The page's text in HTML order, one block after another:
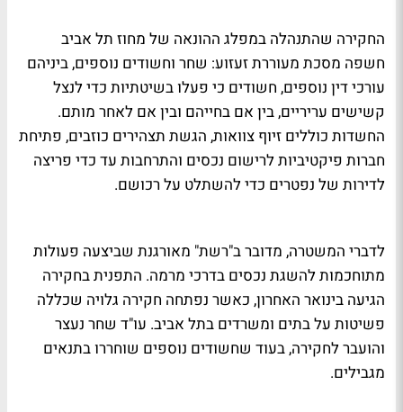
החקירה שהתנהלה במפלג ההונאה של מחוז תל אביב
חשפה מסכת מעוררת זעזוע: שחר וחשודים נוספים, ביניהם
עורכי דין נוספים, חשודים כי פעלו בשיטתיות כדי לנצל
קשישים עריריים, בין אם בחייהם ובין אם לאחר מותם.
החשדות כוללים זיוף צוואות, הגשת תצהירים כוזבים, פתיחת
חברות פיקטיביות לרישום נכסים והתרחבות עד כדי פריצה
לדירות של נפטרים כדי להשתלט על רכושם.
לדברי המשטרה, מדובר ב"רשת" מאורגנת שביצעה פעולות
מתוחכמות להשגת נכסים בדרכי מרמה. התפנית בחקירה
הגיעה בינואר האחרון, כאשר נפתחה חקירה גלויה שכללה
פשיטות על בתים ומשרדים בתל אביב. עו"ד שחר נעצר
והועבר לחקירה, בעוד שחשודים נוספים שוחררו בתנאים
מגבילים.